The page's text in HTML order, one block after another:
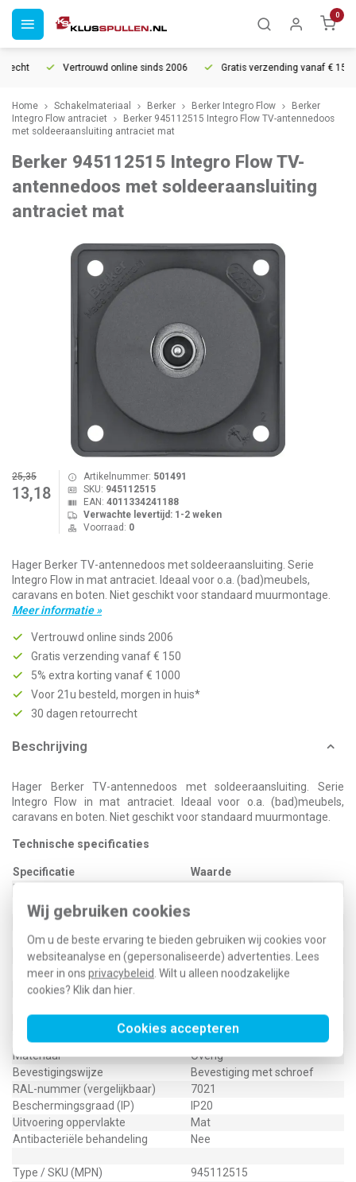
Wij gebruiken cookies
Om u de beste ervaring te bieden gebruiken wij cookies voor
websiteanalyse en (gepersonaliseerde) advertenties. Lees
meer in ons privacybeleid . Wilt u alleen noodzakelijke
cookies? Klik dan hier
Cookies accepteren
0
Vertrouwd online sinds 2006 Gratis verzending vanaf € 150
Home Schakelmateriaal Berker Berker Integro Flow
Berker
Integro Flow antraciet
Berker 945112515 Integro Flow TV-antennedoos
met soldeeraansluiting antraciet mat
Berker 945112515 Integro Flow TV-
antennedoos met soldeeraansluiting
antraciet mat
25,35
13,18
Artikelnummer: 501491
SKU: 945112515
EAN: 4011334241188
Verwachte levertijd: 1-2 weken
Voorraad: 0
Hager Berker TV-antennedoos met soldeeraansluiting. Serie
Integro Flow in mat antraciet. Ideaal voor o.a. (bad)meubels,
caravans en boten. Niet geschikt voor standaard muurmontage.
Meer informatie »
Vertrouwd online sinds 2006
Gratis verzending vanaf € 150
5% extra korting vanaf € 1000
Voor 21u besteld, morgen in huis*
30 dagen retourrecht
Beschrijving
Hager Berker TV-antennedoos met soldeeraansluiting. Serie
Integro Flow in mat antraciet. Ideaal voor o.a. (bad)meubels,
caravans en boten. Niet geschikt voor standaard muurmontage.
Technische specificaties
Specificatie
Waarde
Montagewijze
Kleur
Halogeenvrij
Ja
Uitvoeringsvorm afdekking
Centraalplaat
Oppervlaktebescherming
Onbehandeld
Aantal outputs
Geschikt voor kabelmodem
Voeding op afstand mogelijk
Ja
Materiaal
Overig
Bevestigingswijze
Bevestiging met schroef
RAL-nummer (vergelijkbaar)
7021
Beschermingsgraad (IP)
IP20
Uitvoering oppervlakte
Mat
Antibacteriële behandeling
Nee
Type / SKU (MPN)
945112515